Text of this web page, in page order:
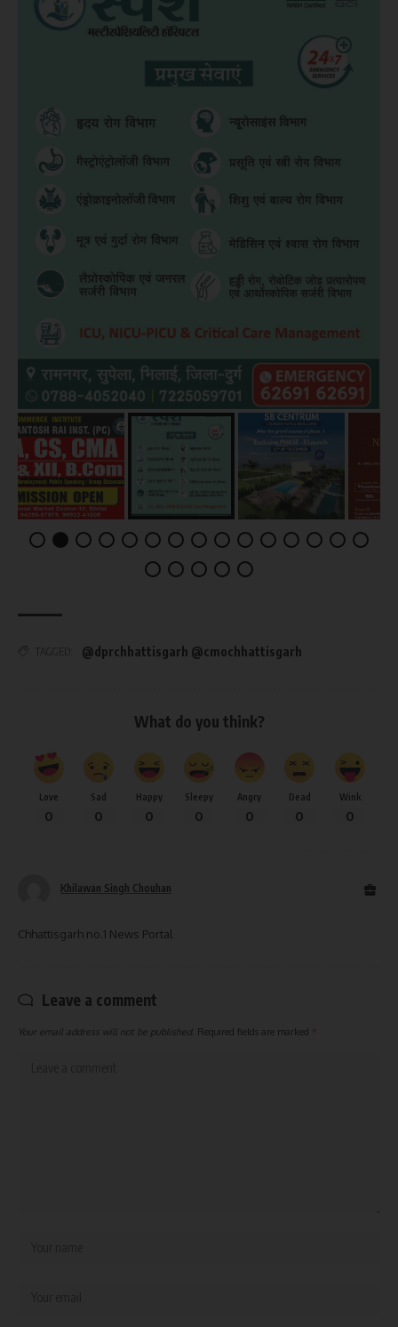
@dprchhattisgarh @cmochhattisgarh
What do you think?
Love
0
Sad
0
Happy
0
Sleepy
0
Angry
0
Dead
0
Wink
0
Khilawan Singh Chouhan
Chhattisgarh no.1 News Portal
Leave a comment
Your email address will not be published. Required fields are marked *